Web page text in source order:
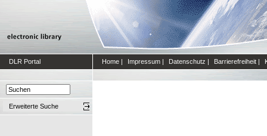
DLR Portal Home | Impressum | Datenschutz | Barrierefreiheit |
Erweiterte Suche